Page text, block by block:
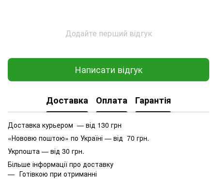
Додайте перший відгук
Написати відгук
Доставка Оплата Гарантія
Доставка курьером — від 130 грн
«Нововю поштою» по Україні — від 70 грн.
Укрпошта — від 30 грн.
Більше інформації про доставку
Готівкою при отриманні